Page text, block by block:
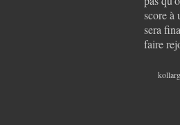
score à
sera
faire